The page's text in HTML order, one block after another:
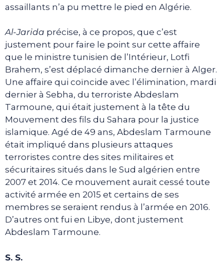
assaillants n’a pu mettre le pied en Algérie.
Al-Jarida précise, à ce propos, que c’est
justement pour faire le point sur cette affaire
que le ministre tunisien de l’Intérieur, Lotfi
Brahem, s’est déplacé dimanche dernier à Alger.
Une affaire qui coïncide avec l’élimination, mardi
dernier à Sebha, du terroriste Abdeslam
Tarmoune, qui était justement à la tête du
Mouvement des fils du Sahara pour la justice
islamique. Agé de 49 ans, Abdeslam Tarmoune
était impliqué dans plusieurs attaques
terroristes contre des sites militaires et
sécuritaires situés dans le Sud algérien entre
2007 et 2014. Ce mouvement aurait cessé toute
activité armée en 2015 et certains de ses
membres se seraient rendus à l’armée en 2016.
D’autres ont fui en Libye, dont justement
Abdeslam Tarmoune.
S. S.